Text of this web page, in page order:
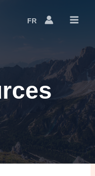
FR
Language